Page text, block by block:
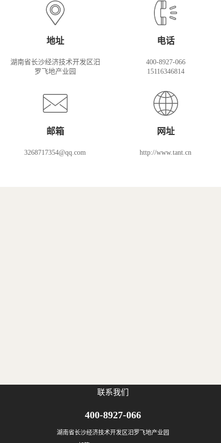
地址
湖南省长沙经济技术开发区汨
罗飞地产业园
电话
400-8927-066
15116346814
邮箱
3268717354@qq.com
网址
http://www.tant.cn
联系我们
400-8927-066
湖南省长沙经济技术开发区汨罗飞地产业园